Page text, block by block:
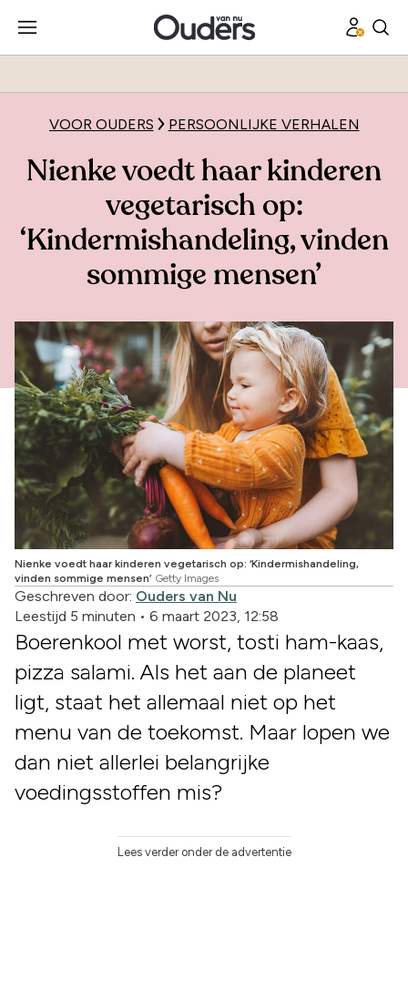
VOOR OUDERS PERSOONLIJKE VERHALEN
Nienke voedt haar kinderen
vegetarisch op:
‘Kindermishandeling, vinden
sommige mensen’
Nienke voedt haar kinderen vegetarisch op: ‘Kindermishandeling,
vinden sommige mensen’ Getty Images
Geschreven door: Ouders van Nu
Leestijd 5 minuten • 6 maart 2023, 12:58
Boerenkool met worst, tosti ham-kaas,
pizza salami. Als het aan de planeet
ligt, staat het allemaal niet op het
menu van de toekomst. Maar lopen we
dan niet allerlei belangrijke
voedingsstoffen mis?
Lees verder onder de advertentie